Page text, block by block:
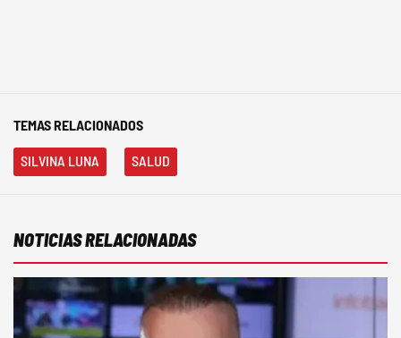
TEMAS RELACIONADOS
SILVINA LUNA SALUD
NOTICIAS RELACIONADAS